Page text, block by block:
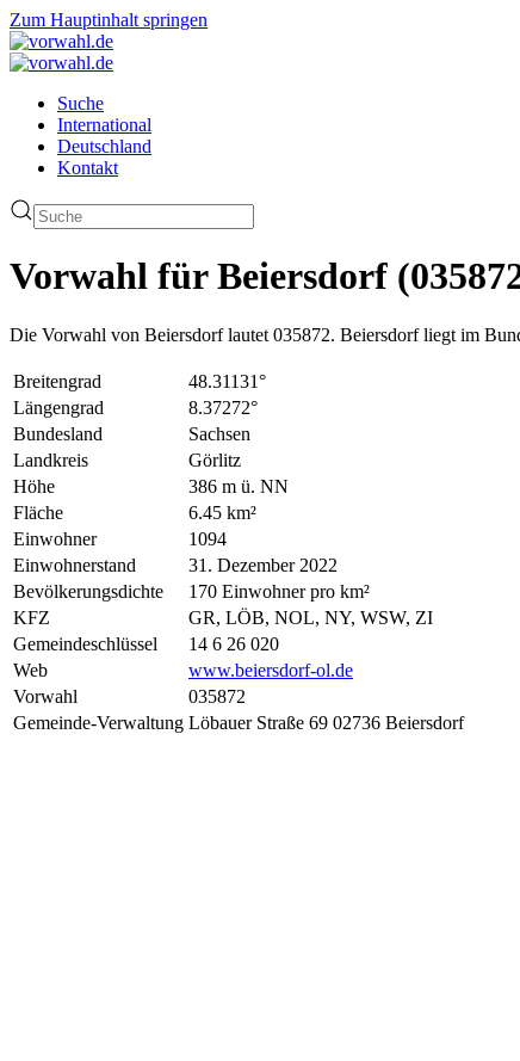
Zum Hauptinhalt springen
Suche
International
Deutschland
Kontakt
Vorwahl für Beiersdorf
Die Vorwahl von Beiersdorf lautet 035872. Beiersdorf liegt im
Breitengrad
48.31131°
Längengrad
8.37272°
Bundesland
Sachsen
Landkreis
Görlitz
Höhe
386 m ü. NN
Fläche
6.45 km²
Einwohner
1094
Einwohnerstand
31. Dezember 2022
Bevölkerungsdichte
170 Einwohner pro km²
KFZ
GR, LÖB, NOL, NY, WSW, ZI
Gemeindeschlüssel
14 6 26 020
Web
www.beiersdorf-ol.de
Vorwahl
035872
Gemeinde-Verwaltung Löbauer Straße 69 02736 Beiersdorf